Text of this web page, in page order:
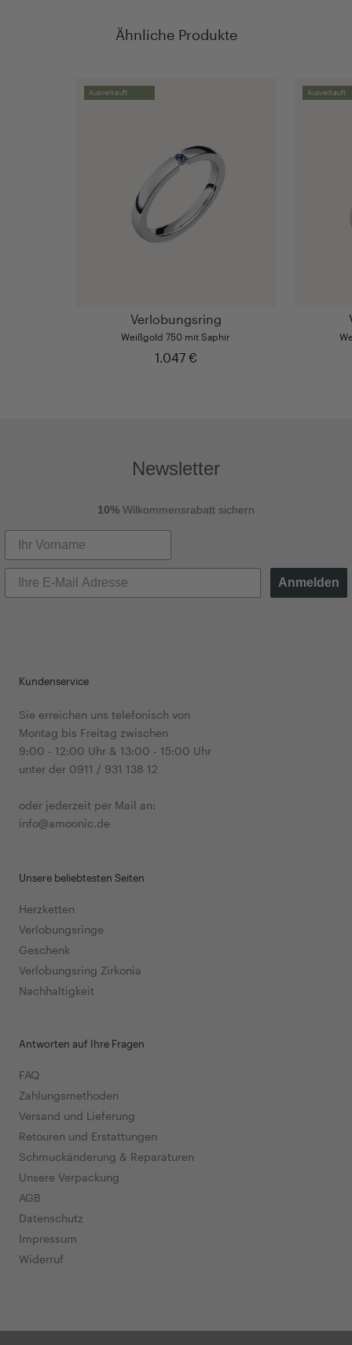
Ähnliche Produkte
Ausverkauft
Verlobungsring
Weißgold 750 mit Saphir
1.047 €
Ausverkauft
Newsletter
10% Wilkommensrabatt sichern
Anmelden
Kundenservice
Sie erreichen uns telefonisch von
Montag bis Freitag zwischen
9:00 - 12:00 Uhr & 13:00 - 15:00 Uhr
unter der 0911 / 931 138 12
oder jederzeit per Mail an:
info@amoonic.de
Unsere beliebtesten Seiten
Herzketten
Verlobungsringe
Geschenk
Verlobungsring Zirkonia
Nachhaltigkeit
Antworten auf Ihre Fragen
FAQ
Zahlungsmethoden
Versand und Lieferung
Retouren und Erstattungen
Schmuckänderung & Reparaturen
Unsere Verpackung
AGB
Datenschutz
Impressum
Widerruf